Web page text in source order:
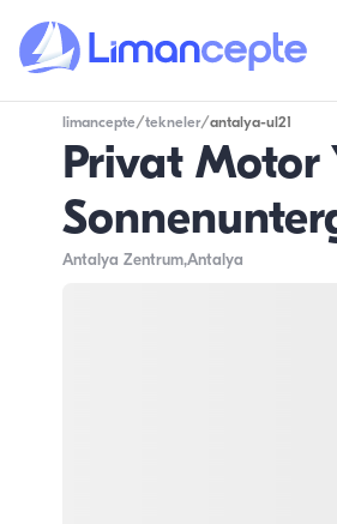
limancepte/tekneler/antalya-ul21
Privat Motor
Antalya Zentrum,Antalya